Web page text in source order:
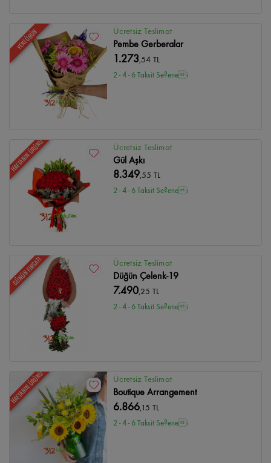
YENİ ÜRÜN Ücretsiz Teslimat
Pembe Gerberalar
1.273,54 TL
2 - 4 - 6 Taksit Se?enei
HAFTANIN ÜRÜNÜ Ücretsiz Teslimat
Gül Aşkı
8.349,55 TL
2 - 4 - 6 Taksit Se?enei
GÜNÜN FIRSATI Ücretsiz Teslimat
Düğün Çelenk-19
7.490,25 TL
2 - 4 - 6 Taksit Se?enei
HAFTANIN ÜRÜNÜ Ücretsiz Teslimat
Boutique Arrangement
6.866,15 TL
2 - 4 - 6 Taksit Se?enei